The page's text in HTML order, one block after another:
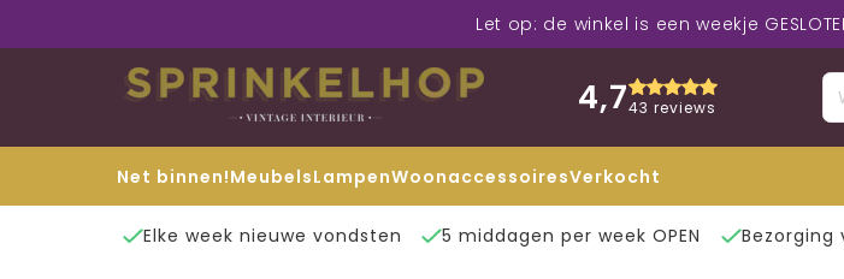
Let op: de winkel is een weekje
4,743 reviews
Net binnen!MeubelsLampenWoonaccessoiresVerkocht
Elke week nieuwe vondsten 5 middagen per week OPEN